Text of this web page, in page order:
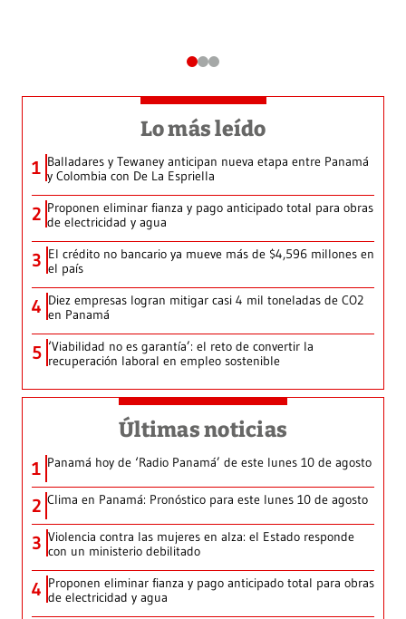
Lo más leído
1 Balladares y Tewaney anticipan nueva etapa entre Panamá
y Colombia con De La Espriella
2 Proponen eliminar fianza y pago anticipado total para obras
de electricidad y agua
3 El crédito no bancario ya mueve más de $4,596 millones en
el país
4 Diez empresas logran mitigar casi 4 mil toneladas de CO2
en Panamá
5 ‘Viabilidad no es garantía’: el reto de convertir la
recuperación laboral en empleo sostenible
Últimas noticias
1 Panamá hoy de ‘Radio Panamá’ de este lunes 10 de agosto
2 Clima en Panamá: Pronóstico para este lunes 10 de agosto
3 Violencia contra las mujeres en alza: el Estado responde
con un ministerio debilitado
4 Proponen eliminar fianza y pago anticipado total para obras
de electricidad y agua